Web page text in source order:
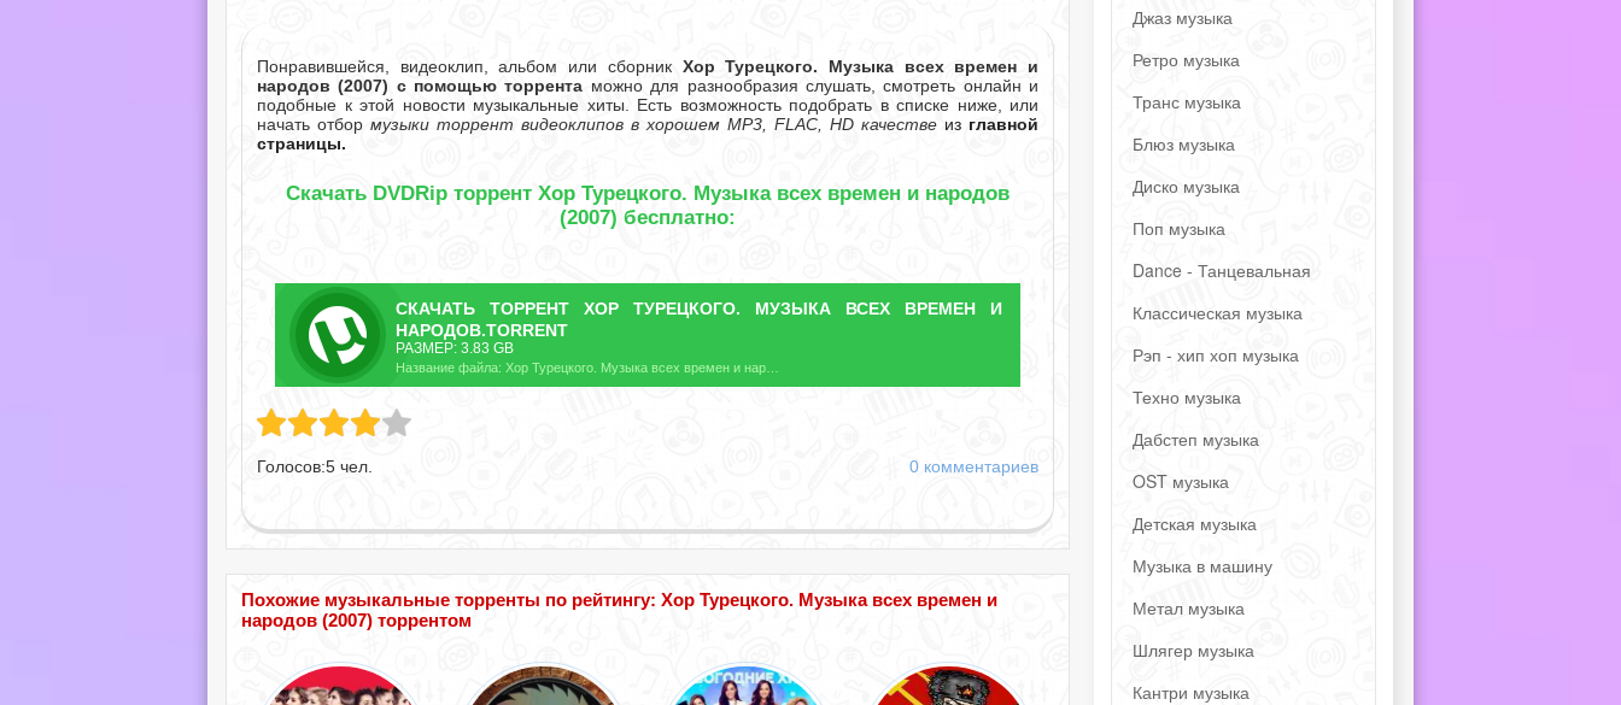
Понравившейся, видеоклип, альбом или сборник Хор Турецкого. Музыка всех времен и
народов (2007) с помощью торрента можно для разнообразия слушать, смотреть онлайн и
подобные к этой новости музыкальные хиты. Есть возможность подобрать в списке ниже, или
начать отбор музыки торрент видеоклипов в хорошем MP3, FLAC, HD качестве из главной
страницы.
Скачать DVDRip торрент Хор Турецкого. Музыка всех времен и народов
(2007) бесплатно:
СКАЧАТЬ ТОРРЕНТ ХОР ТУРЕЦКОГО. МУЗЫКА ВСЕХ ВРЕМЕН И
НАРОДОВ.TORRENT
РАЗМЕР: 3.83 GB
Голосов:5 чел. 0 комментариев
Похожие музыкальные торренты по рейтингу: Хор Турецкого. Музыка всех времен и
народов (2007) торрентом
Джаз музыка
Ретро музыка
Транс музыка
Блюз музыка
Диско музыка
Поп музыка
Dance - Танцевальная
Классическая музыка
Рэп - хип хоп музыка
Техно музыка
Дабстеп музыка
OST музыка
Детская музыка
Музыка в машину
Метал музыка
Шлягер музыка
Кантри музыка